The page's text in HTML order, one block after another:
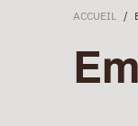
ACCUEIL /